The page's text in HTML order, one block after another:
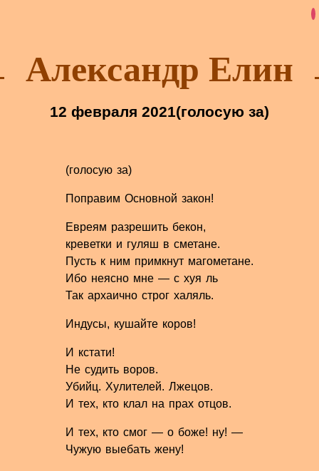
Александр Елин
12 февраля 2021(голосую за)
(голосую за)
Поправим Основной закон!
Евреям разрешить бекон,
креветки и гуляш в сметане.
Пусть к ним примкнут магометане.
Ибо неясно мне — с хуя ль
Так архаично строг халяль.
Индусы, кушайте коров!
И кстати!
Не судить воров.
Убийц. Хулителей. Лжецов.
И тех, кто клал на прах отцов.
И тех, кто смог — о боже! ну! —
Чужую выебать жену!